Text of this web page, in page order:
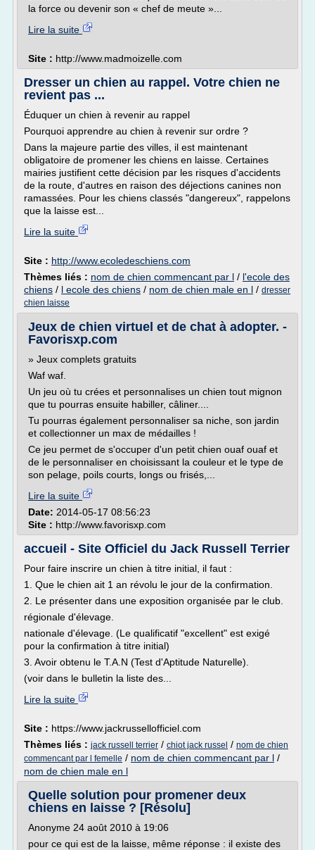
la force ou devenir son « chef de meute »...
Lire la suite
Site : http://www.madmoizelle.com
Dresser un chien au rappel. Votre chien ne
revient pas ...
Éduquer un chien à revenir au rappel
Pourquoi apprendre au chien à revenir sur ordre ?
Dans la majeure partie des villes, il est maintenant
obligatoire de promener les chiens en laisse. Certaines
mairies justifient cette décision par les risques d'accidents
de la route, d'autres en raison des déjections canines non
ramassées. Pour les chiens classés "dangereux", rappelons
que la laisse est...
Lire la suite
Site : http://www.ecoledeschiens.com
Thèmes liés : nom de chien commencant par l / l'ecole des
chiens / l ecole des chiens / nom de chien male en l / dresser
chien laisse
Jeux de chien virtuel et de chat à adopter. -
Favorisxp.com
» Jeux complets gratuits
Waf waf.
Un jeu où tu crées et personnalises un chien tout mignon
que tu pourras ensuite habiller, câliner....
Tu pourras également personnaliser sa niche, son jardin
et collectionner un max de médailles !
Ce jeu permet de s'occuper d'un petit chien ouaf ouaf et
de le personnaliser en choisissant la couleur et le type de
son pelage, poils courts, longs ou frisés,...
Lire la suite
Date: 2014-05-17 08:56:23
Site : http://www.favorisxp.com
accueil - Site Officiel du Jack Russell Terrier
Pour faire inscrire un chien à titre initial, il faut :
1. Que le chien ait 1 an révolu le jour de la confirmation.
2. Le présenter dans une exposition organisée par le club.
régionale d'élevage.
nationale d'élevage. (Le qualificatif "excellent" est exigé
pour la confirmation à titre initial)
3. Avoir obtenu le T.A.N (Test d'Aptitude Naturelle).
(voir dans le bulletin la liste des...
Lire la suite
Site : https://www.jackrussellofficiel.com
Thèmes liés : jack russell terrier / chiot jack russel / nom de chien
commencant par l femelle / nom de chien commencant par l /
nom de chien male en l
Quelle solution pour promener deux
chiens en laisse ? [Résolu]
Anonyme 24 août 2010 à 19:06
pour ce qui est de la laisse, même réponse : il existe des